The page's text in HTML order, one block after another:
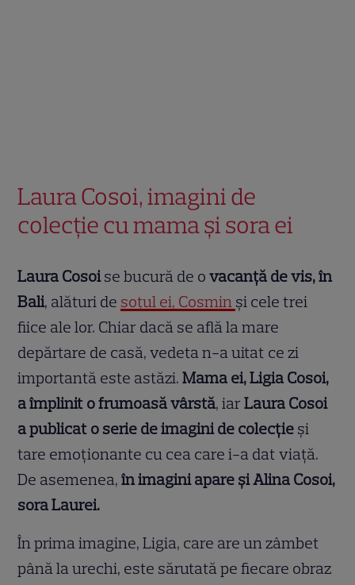
Laura Cosoi, imagini de
colecție cu mama și sora ei
Laura Cosoise bucură de o vacanță de vis, în
Bali, alături de soțul ei, Cosmin și cele trei
fiice ale lor. Chiar dacă se află la mare
depărtare de casă, vedeta n-a uitat ce zi
importantă este astăzi.Mama ei, Ligia Cosoi,
a împlinit o frumoasă vârstă, iar Laura Cosoi
a publicat o serie de imagini de colecție și
tare emoționante cu cea care i-a dat viață.
De asemenea,în imagini apare și Alina Cosoi,
sora Laurei.
În prima imagine, Ligia, care are un zâmbet
până la urechi, este sărutată pe fiecare obraz